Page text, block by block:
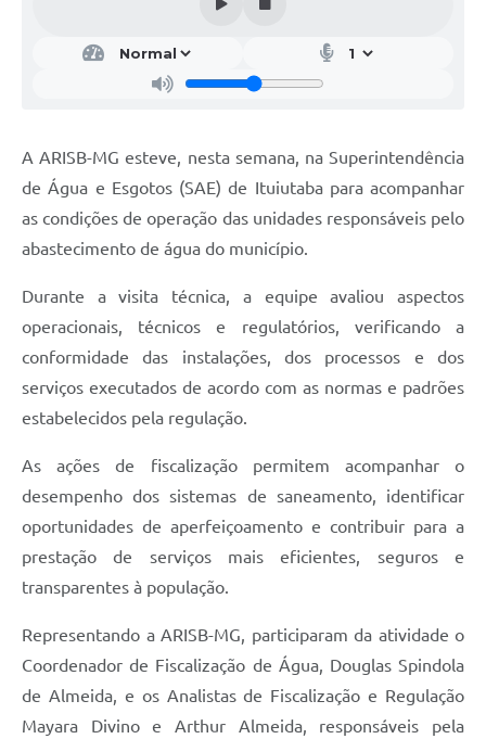
A ARISB-MG esteve, nesta semana, na Superintendência
de Água e Esgotos (SAE) de Ituiutaba para acompanhar
as condições de operação das unidades responsáveis pelo
abastecimento de água do município.
Durante a visita técnica, a equipe avaliou aspectos
operacionais, técnicos e regulatórios, verificando a
conformidade das instalações, dos processos e dos
serviços executados de acordo com as normas e padrões
estabelecidos pela regulação.
As ações de fiscalização permitem acompanhar o
desempenho dos sistemas de saneamento, identificar
oportunidades de aperfeiçoamento e contribuir para a
prestação de serviços mais eficientes, seguros e
transparentes à população.
Representando a ARISB-MG, participaram da atividade o
Coordenador de Fiscalização de Água, Douglas Spindola
de Almeida, e os Analistas de Fiscalização e Regulação
Mayara Divino e Arthur Almeida, responsáveis pela